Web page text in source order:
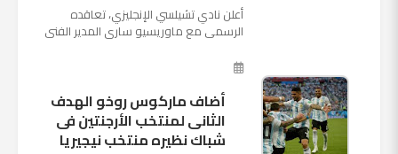
أعلن نادي تشيلسي الإنجليزي، تعاقده
الرسمي مع ماوريسيو ساري المدير الفني
المقبل وخلافة أنطونيو كو...
أضاف ماركوس روخو الهدف
الثانى لمنتخب الأرجنتين فى
شباك نظيره منتخب نيجيريا